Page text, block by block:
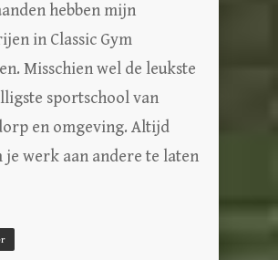
hebben mijn
in Classic Gym
Misschien wel de leukste
sportschool van
en omgeving. Altijd
je werk aan andere te laten